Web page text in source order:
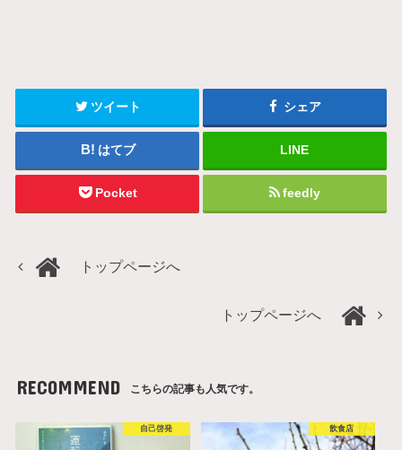
ツイート シェア
はてブ LINE
Pocket feedly
トップページへ
トップページへ
RECOMMEND こちらの記事も人気です。
自己啓発 飲食店